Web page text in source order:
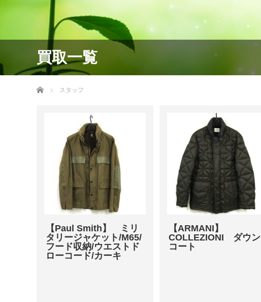
買取一覧
ホーム スタッフ
【Paul Smith】 ミリ
タリージャケット/M65/
フード収納/ウエストド
ローコード/カーキ
【ARMANI】
COLLEZIONI ダウン
コート